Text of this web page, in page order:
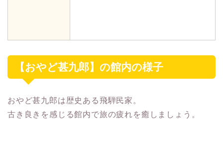
【おやど甚九郎】の館内の様子
おやど甚九郎は歴史ある飛騨民家。
古き良きを感じる館内で旅の疲れを癒しましょう。